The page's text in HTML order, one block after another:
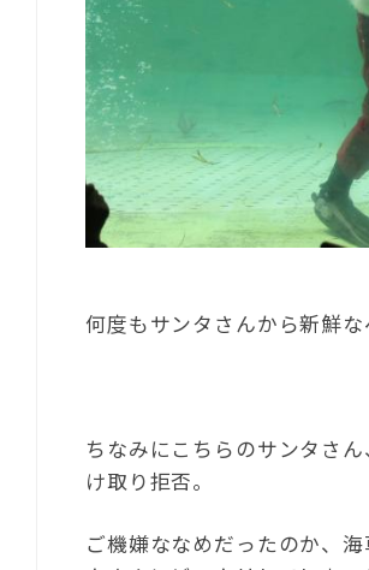
何度もサンタさんから新鮮
ちなみにこちらのサンタさ
け取り拒否。
ご機嫌ななめだったのか、